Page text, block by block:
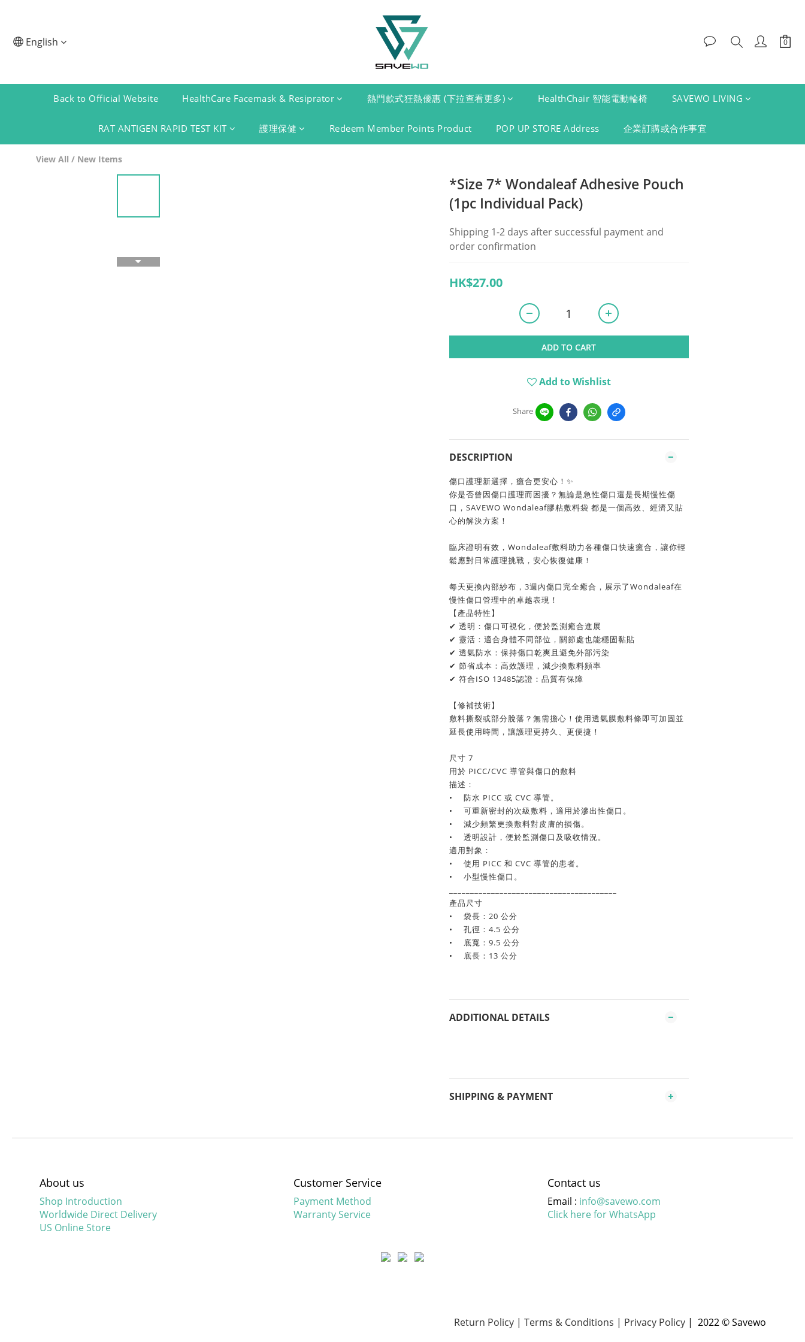
English
Back to Official Website HealthCare Facemask & Resiprator 熱門款式狂熱優惠 (下拉查看更多) HealthChair 智能電動輪椅 SAVEWO LIVING
RAT ANTIGEN RAPID TEST KIT 護理保健 Redeem Member Points Product POP UP STORE Address 企業訂購或合作事宜
View All / New Items
*Size 7* Wondaleaf Adhesive Pouch
(1pc Individual Pack)
Shipping 1-2 days after successful payment and
order confirmation
HK$27.00
ADD TO CART
Add to Wishlist
Share
DESCRIPTION
傷口護理新選擇，癒合更安心！✨
你是否曾因傷口護理而困擾？無論是急性傷口還是長期慢性傷
口，SAVEWO Wondaleaf膠粘敷料袋 都是一個高效、經濟又貼
心的解決方案！
臨床證明有效，Wondaleaf敷料助力各種傷口快速癒合，讓你輕
鬆應對日常護理挑戰，安心恢復健康！
每天更換內部紗布，3週內傷口完全癒合，展示了Wondaleaf在
慢性傷口管理中的卓越表現！
【產品特性】
✔ 透明：傷口可視化，便於監測癒合進展
✔ 靈活：適合身體不同部位，關節處也能穩固黏貼
✔ 透氣防水：保持傷口乾爽且避免外部污染
✔ 節省成本：高效護理，減少換敷料頻率
✔ 符合ISO 13485認證：品質有保障
【修補技術】
敷料撕裂或部分脫落？無需擔心！使用透氣膜敷料條即可加固並
延長使用時間，讓護理更持久、更便捷！
尺寸 7
用於 PICC/CVC 導管與傷口的敷料
描述：
•
防水 PICC 或 CVC 導管。
•
可重新密封的次級敷料，適用於滲出性傷口。
•
減少頻繁更換敷料對皮膚的損傷。
•
透明設計，便於監測傷口及吸收情況。
適用對象：
•
使用 PICC 和 CVC 導管的患者。
•
小型慢性傷口。
產品尺寸
•
袋長：20 公分
•
孔徑：4.5 公分
•
底寬：9.5 公分
•
底長：13 公分
ADDITIONAL DETAILS
SHIPPING & PAYMENT
About us
Shop Introduction
Worldwide Direct Delivery
US Online Store
Customer Service
Payment Method
Warranty Service
Contact us
Email : info@savewo.com
Click here for WhatsApp
Return Policy | Terms & Conditions | Privacy Policy | 2022 © Savewo